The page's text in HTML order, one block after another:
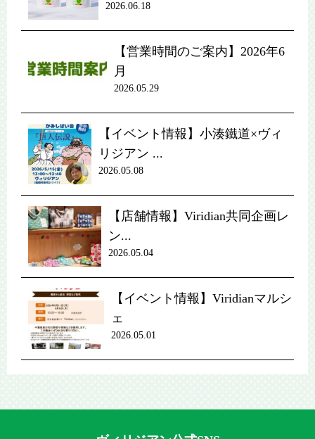
2026.06.18
【営業時間のご案内】2026年6
月
2026.05.29
【イベント情報】小湊鐵道×ヴィ
リジアン ...
2026.05.08
【店舗情報】Viridian共同企画レ
ン...
2026.05.04
【イベント情報】Viridianマルシ
ェ
2026.05.01